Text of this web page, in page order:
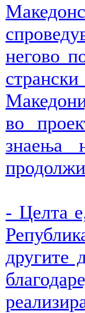
негово
во
знаења
- Целта
другите